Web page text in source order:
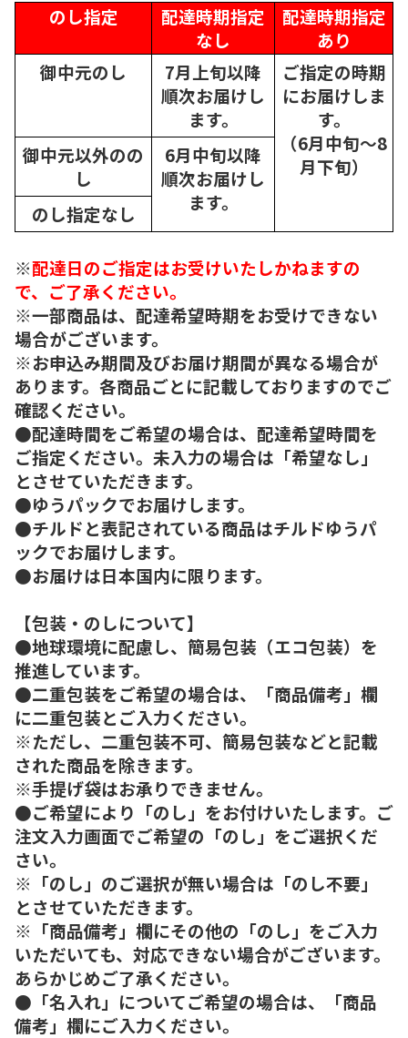
のし指定
配達時期指定
なし
配達時期指定
あり
御中元のし
7月上旬以降
順次お届けし
ます。
ご指定の時期
にお届けしま
す。
（6月中旬～8
月下旬）
御中元以外のの
し
6月中旬以降
順次お届けし
ます。
のし指定なし
※配達日のご指定はお受けいたしかねますの
で、ご了承ください。
※一部商品は、配達希望時期をお受けできない
場合がございます。
※お申込み期間及びお届け期間が異なる場合が
あります。各商品ごとに記載しておりますのでご
確認ください。
●配達時間をご希望の場合は、配達希望時間を
ご指定ください。未入力の場合は「希望なし」
とさせていただきます。
●ゆうパックでお届けします。
●チルドと表記されている商品はチルドゆうパ
ックでお届けします。
●お届けは日本国内に限ります。
【包装・のしについて】
●地球環境に配慮し、簡易包装（エコ包装）を
推進しています。
●二重包装をご希望の場合は、「商品備考」欄
に二重包装とご入力ください。
※ただし、二重包装不可、簡易包装などと記載
された商品を除きます。
※手提げ袋はお承りできません。
●ご希望により「のし」をお付けいたします。ご
注文入力画面でご希望の「のし」をご選択くだ
さい。
※「のし」のご選択が無い場合は「のし不要」
とさせていただきます。
※「商品備考」欄にその他の「のし」をご入力
いただいても、対応できない場合がございます。
あらかじめご了承ください。
●「名入れ」についてご希望の場合は、「商品
備考」欄にご入力ください。